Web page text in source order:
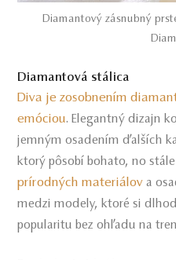
Diamantový zásnubný
Diamantová stálica
Diva je zosobnením
emóciou. Elegantný dizajn
jemným osadením ďalších
ktorý pôsobí bohato, no
prírodných materiálov a
medzi modely, ktoré si
popularitu bez ohľadu na